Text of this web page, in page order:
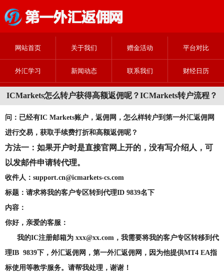
网站首页 关于我们 赠金活动 平台对比
外汇学习 新闻动态 联系我们 财经日历
ICMarkets怎么转户获得高额返佣呢？ICMarkets转户流程？
问：已经有IC Markets账户，返佣网，怎么样转户到第一外汇返佣网
进行交易，获取手续费打折和高额返佣呢？
方法一：如果开户时是直接官网上开的，没有写介绍人，可
以发邮件申请转代理。
收件人： support.cn@icmarkets-cs.com
标题：请求将我的客户专区转到代理ID 9839名下
内容：
你好，亲爱的客服：
我的IC注册邮箱为 xxx@xx.com，我需要将我的客户专区转移到代
理IB 9839下，外汇返佣网，第一外汇返佣网，因为他提供MT4 EA指
标使用等教学服务。请帮我处理，谢谢！